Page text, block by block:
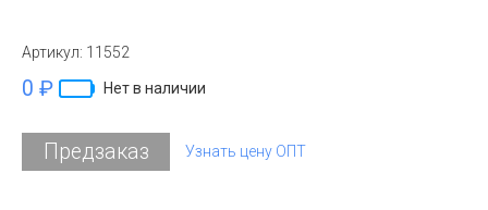
Артикул: 11552
0 ₽ Нет в наличии
Предзаказ Узнать цену ОПТ